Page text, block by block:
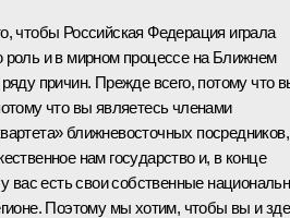
чтобы Российская Федерация играла
роль и в мирном процессе на Ближнем
причин. Прежде всего, потому что
что вы являетесь членами
ближневосточных посредников,
нам государство и, в конце
вас есть свои собственные
Поэтому мы хотим, чтобы вы и